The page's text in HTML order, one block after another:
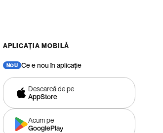
APLICAȚIA MOBILĂ
Ce e nou în aplicație
Descarcă de pe
AppStore
Acum pe
GooglePlay